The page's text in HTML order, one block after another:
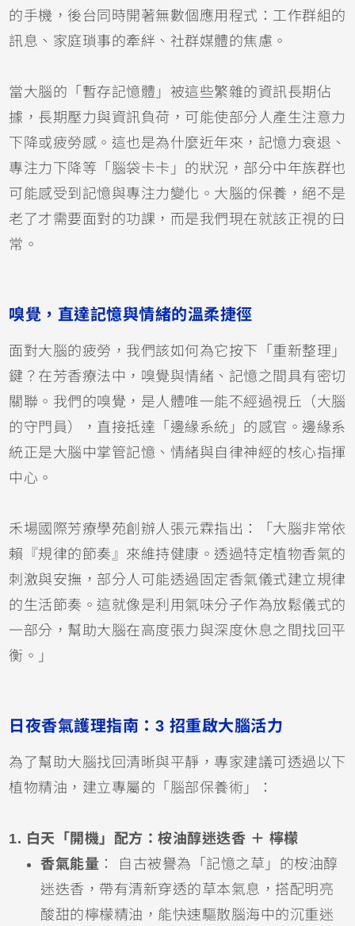
的手機，後台同時開著無數個應用程式：工作群組的
訊息、家庭瑣事的牽絆、社群媒體的焦慮。
當大腦的「暫存記憶體」被這些繁雜的資訊長期佔
據，長期壓力與資訊負荷，可能使部分人產生注意力
下降或疲勞感。這也是為什麼近年來，記憶力衰退、
專注力下降等「腦袋卡卡」的狀況，部分中年族群也
可能感受到記憶與專注力變化。大腦的保養，絕不是
老了才需要面對的功課，而是我們現在就該正視的日
常。
嗅覺，直達記憶與情緒的溫柔捷徑
面對大腦的疲勞，我們該如何為它按下「重新整理」
鍵？在芳香療法中，嗅覺與情緒、記憶之間具有密切
關聯。我們的嗅覺，是人體唯一能不經過視丘（大腦
的守門員），直接抵達「邊緣系統」的感官。邊緣系
統正是大腦中掌管記憶、情緒與自律神經的核心指揮
中心。
禾場國際芳療學苑創辦人張元霖指出：「大腦非常依
賴『規律的節奏』來維持健康。透過特定植物香氣的
刺激與安撫，部分人可能透過固定香氣儀式建立規律
的生活節奏。這就像是利用氣味分子作為放鬆儀式的
一部分，幫助大腦在高度張力與深度休息之間找回平
衡。」
日夜香氣護理指南：3 招重啟大腦活力
為了幫助大腦找回清晰與平靜，專家建議可透過以下
植物精油，建立專屬的「腦部保養術」：
1. 白天「開機」配方：桉油醇迷迭香 ＋ 檸檬
香氣能量 ： 自古被譽為「記憶之草」的桉油醇
迷迭香，帶有清新穿透的草本氣息，搭配明亮
酸甜的檸檬精油，能快速驅散腦海中的沉重迷